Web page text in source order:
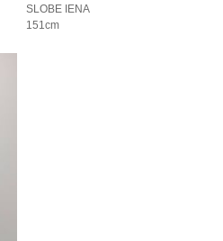
SLOBE IENA
151cm